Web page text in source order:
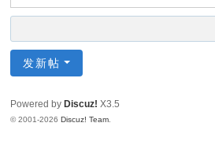
发新帖
Powered by Discuz! X3.5
© 2001-2026Discuz! Team